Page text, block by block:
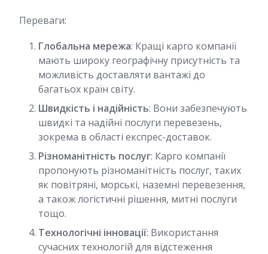
Переваги:
Глобальна мережа: Кращі карго компанії
мають широку географічну присутність та
можливість доставляти вантажі до
багатьох країн світу.
Швидкість і надійність: Вони забезпечують
швидкі та надійні послуги перевезень,
зокрема в області експрес-доставок.
Різноманітність послуг: Карго компанії
пропонують різноманітність послуг, таких
як повітряні, морські, наземні перевезення,
а також логістичні рішення, митні послуги
тощо.
Технологічні інновації: Використання
сучасних технологій для відстеження